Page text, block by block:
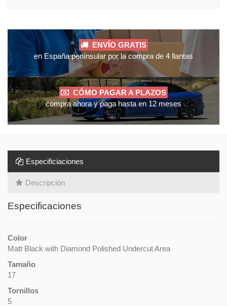
ENVÍO GRATIS
en España penínsular por la compra de 4 llantas
CÓMO PAGAR A PLAZOS
compra ahora y paga hasta en 12 meses
Especificiaciones
Descripción
Especificaciones
Color
Matt Black with Diamond Polished Undercut Area
Tamaño
17
Tornillos
5